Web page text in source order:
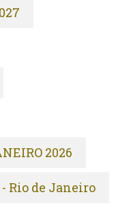
2026
Rio de Janeiro